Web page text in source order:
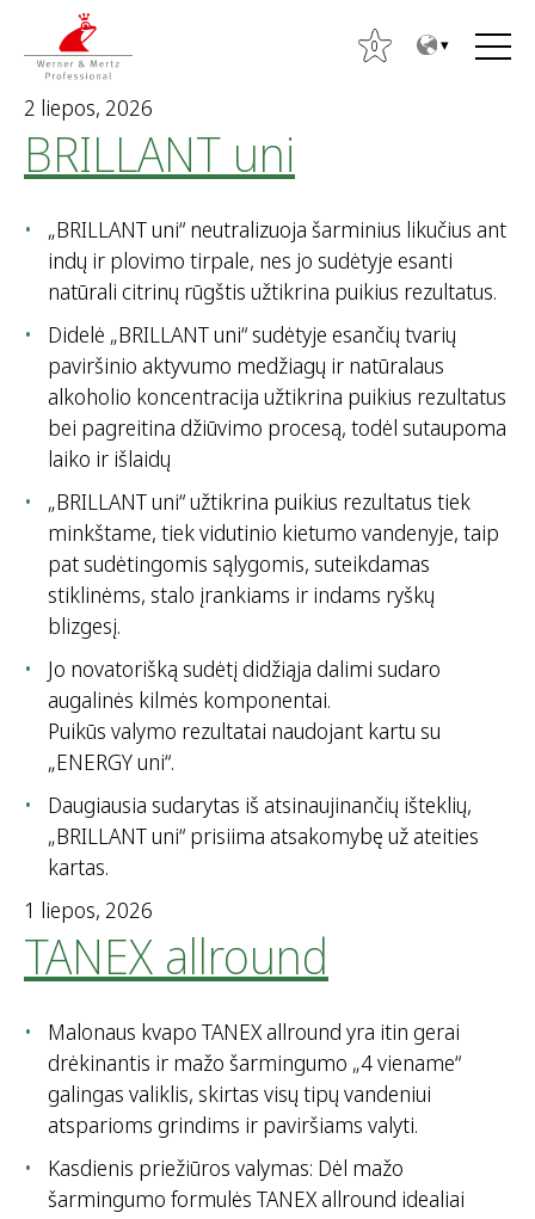
0
o
2 liepos, 2026
BRILLANT uni
„BRILLANT uni“ neutralizuoja šarminius likučius ant
indų ir plovimo tirpale, nes jo sudėtyje esanti
natūrali citrinų rūgštis užtikrina puikius rezultatus.
Didelė „BRILLANT uni“ sudėtyje esančių tvarių
paviršinio aktyvumo medžiagų ir natūralaus
alkoholio koncentracija užtikrina puikius rezultatus
bei pagreitina džiūvimo procesą, todėl sutaupoma
laiko ir išlaidų
„BRILLANT uni“ užtikrina puikius rezultatus tiek
minkštame, tiek vidutinio kietumo vandenyje, taip
pat sudėtingomis sąlygomis, suteikdamas
stiklinėms, stalo įrankiams ir indams ryškų
blizgesį.
Jo novatorišką sudėtį didžiąja dalimi sudaro
augalinės kilmės komponentai.
Puikūs valymo rezultatai naudojant kartu su
„ENERGY uni“.
Daugiausia sudarytas iš atsinaujinančių išteklių,
„BRILLANT uni“ prisiima atsakomybę už ateities
kartas.
1 liepos, 2026
TANEX allround
Malonaus kvapo TANEX allround yra itin gerai
drėkinantis ir mažo šarmingumo „4 viename“
galingas valiklis, skirtas visų tipų vandeniui
atsparioms grindims ir paviršiams valyti.
Kasdienis priežiūros valymas: Dėl mažo
šarmingumo formulės TANEX allround idealiai